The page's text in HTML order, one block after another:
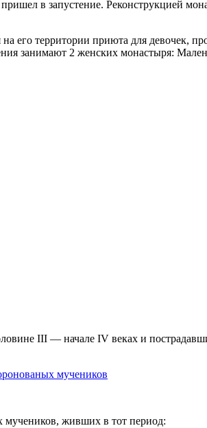
в запустение. Реконструкцией
его территории приюта для девочек,
занимают 2 женских монастыря:
III — начале IV веках и
мучеников, живших в тот период: